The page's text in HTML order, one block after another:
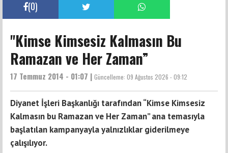
(0)
''Kimse Kimsesiz Kalmasın Bu
Ramazan ve Her Zaman”
17 Temmuz 2014 - 01:07 | Güncelleme: 09 Ağustos 2026 - 09:12
Diyanet İşleri Başkanlığı tarafından “Kimse Kimsesiz
Kalmasın bu Ramazan ve Her Zaman” ana temasıyla
başlatılan kampanyayla yalnızlıklar giderilmeye
çalışılıyor.